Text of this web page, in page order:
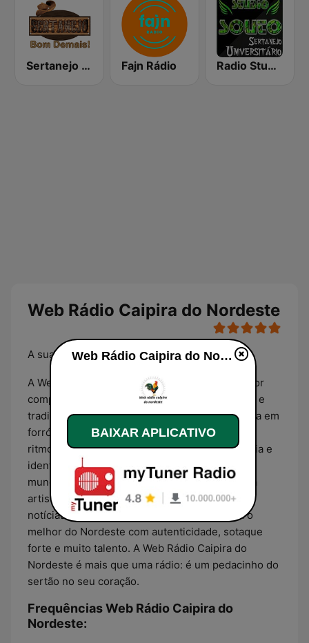
Sertanejo Bom Demais Fajn Rádio Radio Studio Souto - Sertanejo Universitario
Web Rádio Caipira do Nordeste
A sua melhor companhia
A Web Rádio Caipira do Nordeste é a sua melhor
companhia quando o assunto é cultura, música e
tradição nordestina. Com uma programação rica em
forró, xote, baião, vaquejada, repente e outros
ritmos típicos da nossa terra, a rádio leva alegria e
identidade para ouvintes de todo o Brasil e do
mundo. Transmitindo 24 horas por dia, destaca
artistas regionais, promove quadros culturais,
notícias locais e muito mais. Sintonize e viva o
melhor do Nordeste com autenticidade, sotaque
forte e muito talento. A Web Rádio Caipira do
Nordeste é mais que uma rádio: é um pedacinho do
sertão no seu coração.
Frequências Web Rádio Caipira do
Nordeste:
Web Rádio Caipira do Nordeste ao vivo
BAIXAR APLICATIVO